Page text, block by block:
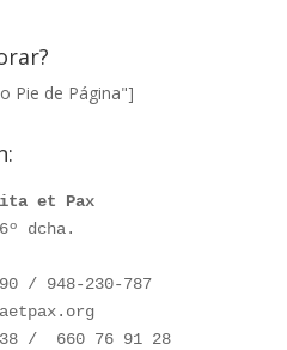
Pie de Página"]
et Pax
dcha.
/ 948-230-787
/  660 76 91 28